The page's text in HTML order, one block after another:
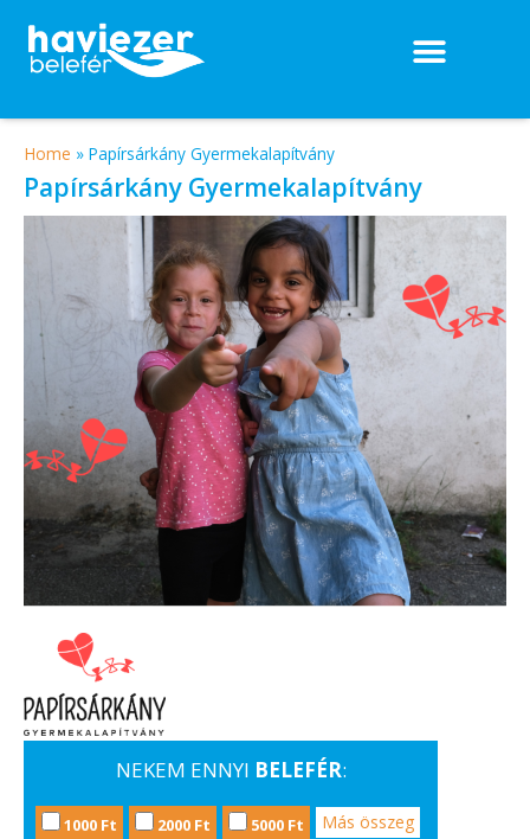
Home » Papírsárkány Gyermekalapítvány
Papírsárkány Gyermekalapítvány
NEKEM ENNYI BELEFÉR:
1000 Ft 2000 Ft 5000 Ft Más összeg